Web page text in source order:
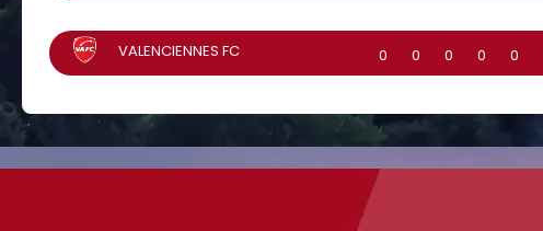
VALENCIENNES FC 0 0 0 0 0